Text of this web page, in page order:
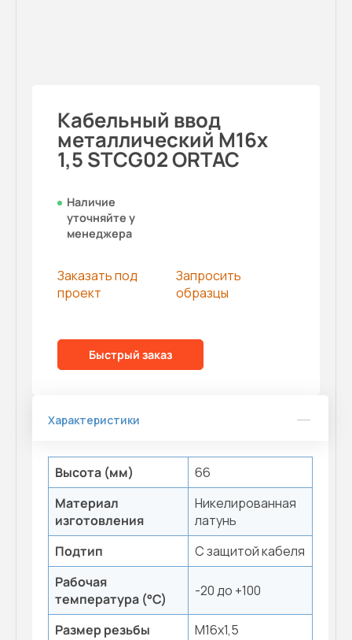
Кабельный ввод
металлический M16x
1,5 STCG02 ORTAC
Наличие
уточняйте у
менеджера
Заказать под
проект
Запросить
образцы
Быстрый заказ
Характеристики
Высота (мм)
66
Материал
изготовления
Никелированная
латунь
Подтип
С защитой кабеля
Рабочая
температура (°С)
-20 до +100
Размер резьбы
M16x1,5